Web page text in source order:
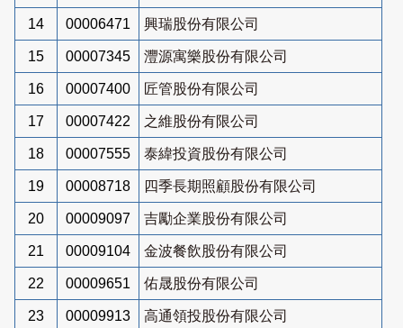
14 00006471 興瑞股份有限公司
15 00007345 灃源寓樂股份有限公司
16 00007400 匠管股份有限公司
17 00007422 之維股份有限公司
18 00007555 泰緯投資股份有限公司
19 00008718 四季長期照顧股份有限公司
20 00009097 吉勵企業股份有限公司
21 00009104 金波餐飲股份有限公司
22 00009651 佑晟股份有限公司
23 00009913 高通領投股份有限公司